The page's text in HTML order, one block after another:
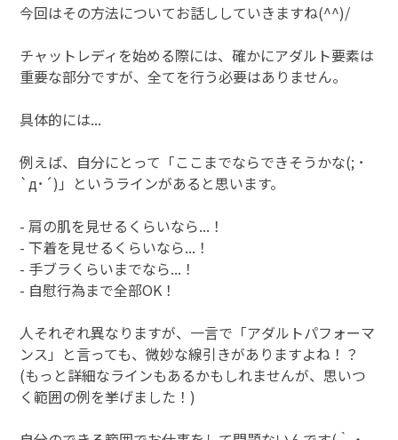
今回はその方法についてお話ししていきますね(^^)/
チャットレディを始める際には、確かにアダルト要素は
重要な部分ですが、全てを行う必要はありません。
具体的には...
例えば、自分にとって「ここまでならできそうかな(; ･
`д･´)」というラインがあると思います。
- 肩の肌を見せるくらいなら...！
- 下着を見せるくらいなら...！
- 手ブラくらいまでなら...！
- 自慰行為まで全部OK！
人それぞれ異なりますが、一言で「アダルトパフォーマ
ンス」と言っても、微妙な線引きがありますよね！？
(もっと詳細なラインもあるかもしれませんが、思いつ
く範囲の例を挙げました！)